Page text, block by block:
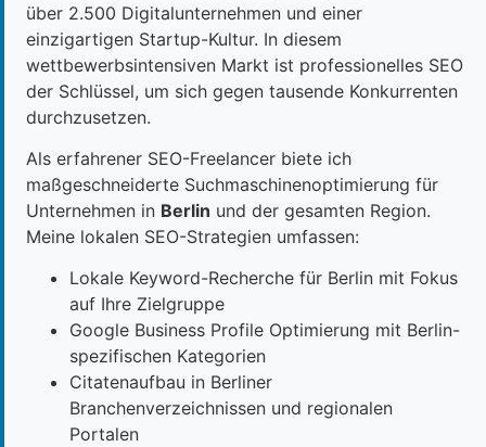
über 2.500 Digitalunternehmen und einer
einzigartigen Startup-Kultur. In diesem
wettbewerbsintensiven Markt ist professionelles SEO
der Schlüssel, um sich gegen tausende Konkurrenten
durchzusetzen.
Als erfahrener SEO-Freelancer biete ich
maßgeschneiderte Suchmaschinenoptimierung für
Unternehmen in Berlin und der gesamten Region.
Meine lokalen SEO-Strategien umfassen:
Lokale Keyword-Recherche für Berlin mit Fokus
auf Ihre Zielgruppe
Google Business Profile Optimierung mit Berlin-
spezifischen Kategorien
Citatenaufbau in Berliner
Branchenverzeichnissen und regionalen
Portalen